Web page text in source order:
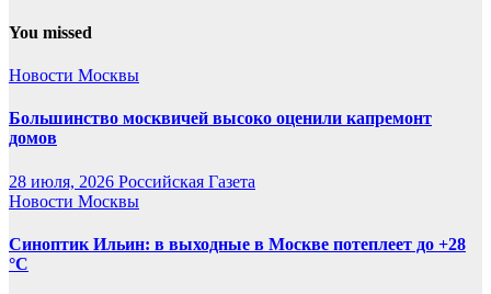
You missed
Новости Москвы
Большинство москвичей высоко оценили капремонт
домов
28 июля, 2026 Российская Газета
Новости Москвы
Синоптик Ильин: в выходные в Москве потеплеет до +28
°C